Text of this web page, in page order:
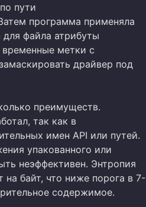
пути
программа применяла
файла атрибуты
метки с
драйвер под
преимуществ.
так как в
имен API или путей.
упакованного или
неэффективен. Энтропия
на байт, что ниже порога в 7-
содержимое.